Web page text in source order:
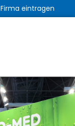
Firma eintragen